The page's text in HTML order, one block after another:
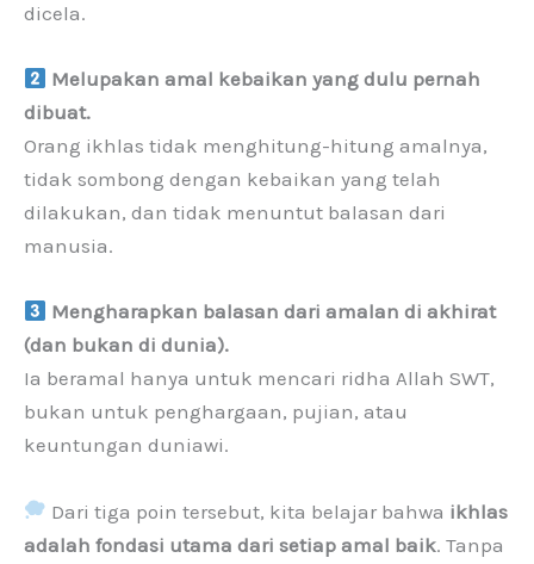
dicela.
Melupakan amal kebaikan yang dulu pernah
dibuat.
Orang ikhlas tidak menghitung-hitung amalnya,
tidak sombong dengan kebaikan yang telah
dilakukan, dan tidak menuntut balasan dari
manusia.
Mengharapkan balasan dari amalan di akhirat
(dan bukan di dunia).
Ia beramal hanya untuk mencari ridha Allah SWT,
bukan untuk penghargaan, pujian, atau
keuntungan duniawi.
Dari tiga poin tersebut, kita belajar bahwa ikhlas
adalah fondasi utama dari setiap amal baik. Tanpa